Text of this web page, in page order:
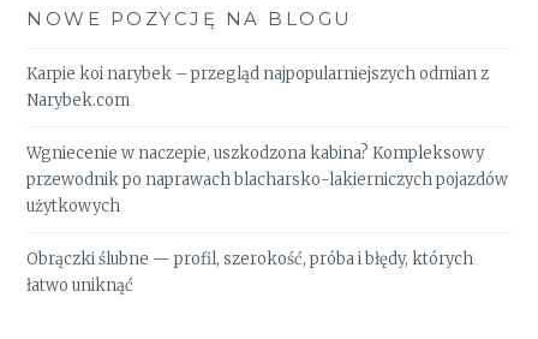
NOWE POZYCJĘ NA BLOGU
Karpie koi narybek – przegląd najpopularniejszych odmian z
Narybek.com
Wgniecenie w naczepie, uszkodzona kabina? Kompleksowy
przewodnik po naprawach blacharsko-lakierniczych pojazdów
użytkowych
Obrączki ślubne — profil, szerokość, próba i błędy, których
łatwo uniknąć